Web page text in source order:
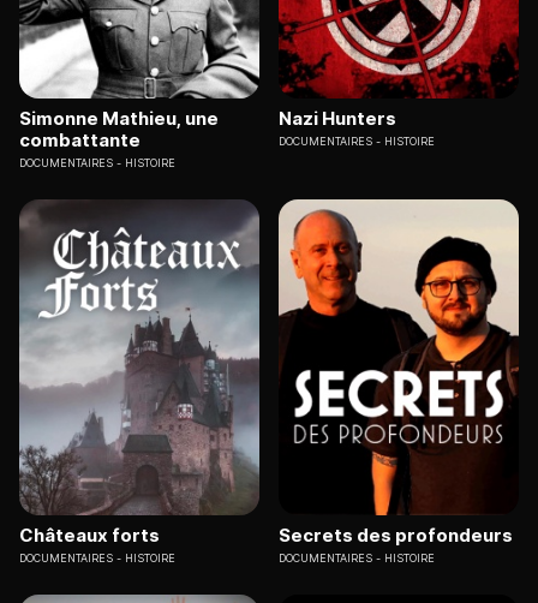
Simonne Mathieu, une
combattante
DOCUMENTAIRES HISTOIRE
Nazi Hunters
DOCUMENTAIRES HISTOIRE
Châteaux forts
DOCUMENTAIRES HISTOIRE
Secrets des profondeurs
DOCUMENTAIRES HISTOIRE